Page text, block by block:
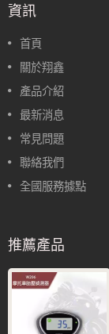
資訊
首頁
關於翔鑫
產品介紹
最新消息
常見問題
聯絡我們
全國服務據點
推薦產品